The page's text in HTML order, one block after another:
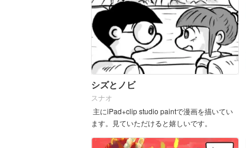
シズとノビ
スナオ
主にiPad+clip studio paintで漫画を描いてい
ます。見ていただけると嬉しいです。